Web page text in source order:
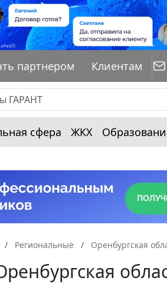
партнером Клиентам
сфера ЖКХ
Региональные Оренбургская